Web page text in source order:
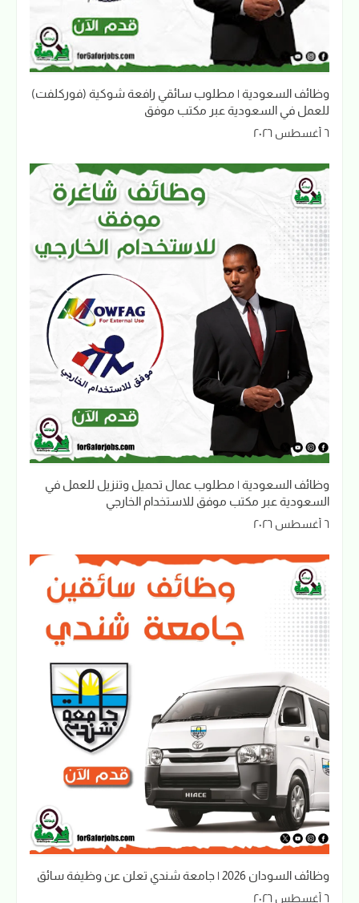
وظائف السعودية | مطلوب سائقي رافعة شوكية (فوركلفت)
للعمل في السعودية عبر مكتب موفق
٦ أغسطس ٢٠٢٦
وظائف السعودية | مطلوب عمال تحميل وتنزيل للعمل في
السعودية عبر مكتب موفق للاستخدام الخارجي
٦ أغسطس ٢٠٢٦
وظائف السودان 2026 | جامعة شندي تعلن عن وظيفة سائق
٦ أغسطس ٢٠٢٦